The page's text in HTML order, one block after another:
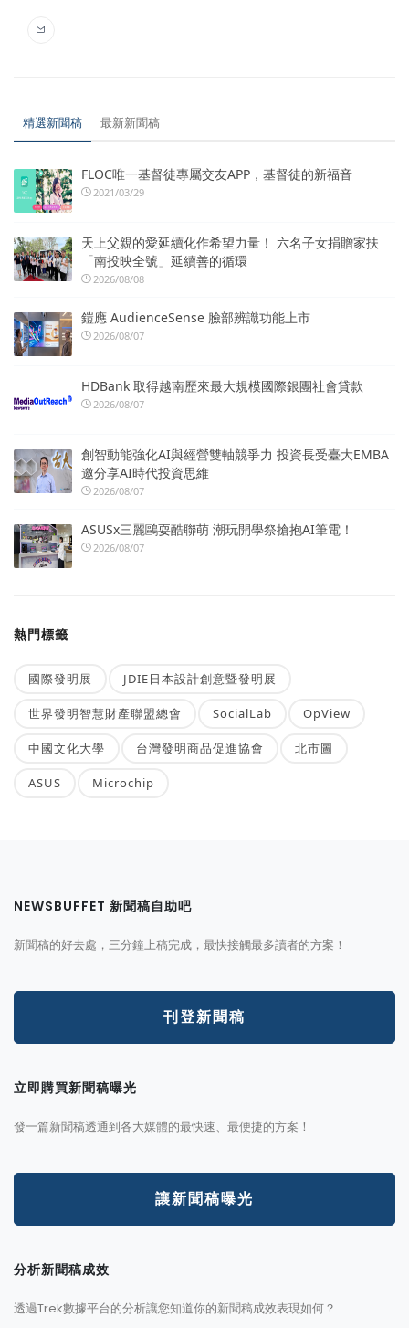
精選新聞稿 最新新聞稿
FLOC唯一基督徒專屬交友APP，基督徒的新福音
2021/03/29
天上父親的愛延續化作希望力量！ 六名子女捐贈家扶
「南投映全號」延續善的循環
2026/08/08
鎧應 AudienceSense 臉部辨識功能上市
2026/08/07
HDBank 取得越南歷來最大規模國際銀團社會貸款
2026/08/07
創智動能強化AI與經營雙軸競爭力 投資長受臺大EMBA
邀分享AI時代投資思維
2026/08/07
ASUSx三麗鷗耍酷聯萌 潮玩開學祭搶抱AI筆電！
2026/08/07
熱門標籤
國際發明展 JDIE日本設計創意暨發明展
世界發明智慧財產聯盟總會 SocialLab OpView
中國文化大學 台灣發明商品促進協會 北市圖
ASUS Microchip
NEWSBUFFET 新聞稿自助吧
新聞稿的好去處，三分鐘上稿完成，最快接觸最多讀者的方案！
刊登新聞稿
立即購買新聞稿曝光
發一篇新聞稿透通到各大媒體的最快速、最便捷的方案！
讓新聞稿曝光
分析新聞稿成效
透過Trek數據平台的分析讓您知道你的新聞稿成效表現如何？